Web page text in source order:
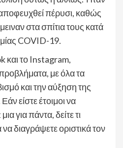
πέρυσι, καθώς
στα σπίτια τους κατά
COVID-19.
και το Instagram,
με όλα τα
και την αύξηση της
είστε έτοιμοι να
για πάντα, δείτε τι
να διαγράψετε οριστικά τον